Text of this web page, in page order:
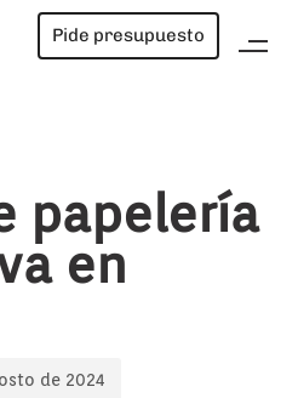
Pide presupuesto
papelería
en
de 2024